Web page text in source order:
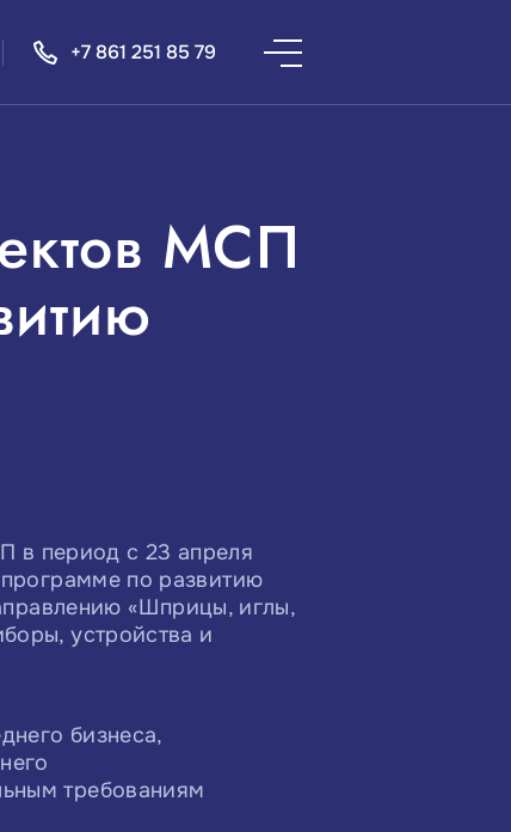
+7 861 251 85 79
МСП
в период с 23 апреля
по развитию
«Шприцы, иглы,
устройства и
бизнеса,
требованиям